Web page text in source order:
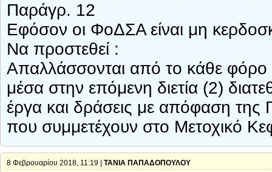
Παράγρ. 12
Εφόσον οι ΦοΔΣΑ είναι μη
Να προστεθεί :
Απαλλάσσονται από το κάθε
μέσα στην επόμενη διετία (2)
έργα και δράσεις με απόφαση
που συμμετέχουν στο Μετοχικό
8 Φεβρουαρίου 2018, 11:19 | ΤΑΝΙΑ ΠΑΠΑΔΟΠΟΥΛΟΥ